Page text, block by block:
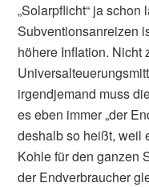
„Solarpflicht“ ja
Subventionsanreizen
höhere Inflation. Nicht
irgendjemand muss
es eben immer „der
deshalb so heißt, weil
Kohle für den ganzen
der Endverbraucher